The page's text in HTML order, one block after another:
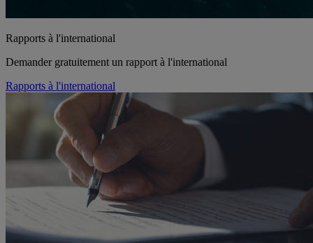
Rapports à l'international
Demander gratuitement un rapport à l'international
Rapports à l'international